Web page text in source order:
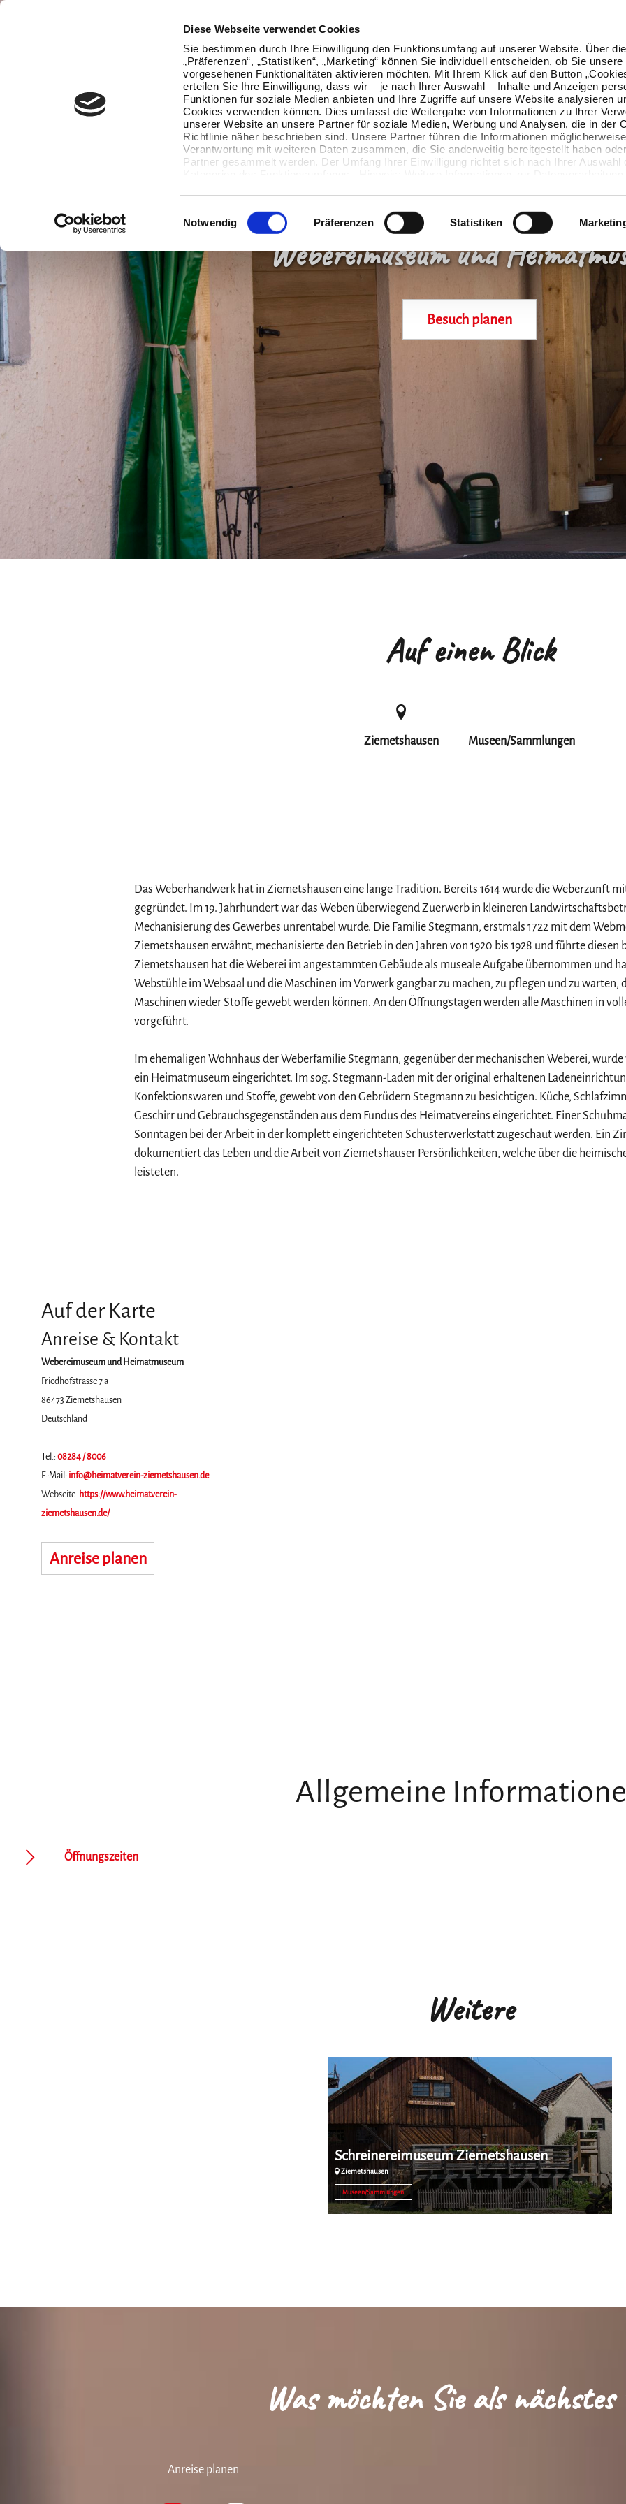
Diese Webseite verwendet Cookies
Sie bestimmen durch Ihre Einwilligung den Funktionsumfang auf unserer Website. Über
„Präferenzen“, „Statistiken“, „Marketing“ können Sie individuell entscheiden, ob Sie unsere
vorgesehenen Funktionalitäten aktivieren möchten. Mit Ihrem Klick auf den Button
erteilen Sie Ihre Einwilligung, dass wir – je nach Ihrer Auswahl – Inhalte und Anzeigen
Funktionen für soziale Medien anbieten und Ihre Zugriffe auf unsere Website analysieren
Cookies verwenden können. Dies umfasst die Weitergabe von Informationen zu Ihrer
unserer Website an unsere Partner für soziale Medien, Werbung und Analysen, die in der
Richtlinie näher beschrieben sind. Unsere Partner führen die Informationen
Verantwortung mit weiteren Daten zusammen, die Sie anderweitig bereitgestellt haben
Partner gesammelt werden. Der Umfang Ihrer Einwilligung richtet sich nach Ihrer Auswahl
Ihre Einwilligung jederzeit widerrufen, ohne dass hiervon die Zulässigkeit der vorherigen
Datenverarbeitung berührt wird.
Einwilligungsauswahl
Notwendig Präferenzen Statistiken
Webereimuseum und
Besuch planen
Auf einen Blick
Ziemetshausen Museen/Sammlungen
Das Weberhandwerk hat in Ziemetshausen eine lange Tradition. Bereits 1614 wurde die Weberzunft
gegründet. Im 19. Jahrhundert war das Weben überwiegend Zuerwerb in kleineren
Mechanisierung des Gewerbes unrentabel wurde. Die Familie Stegmann, erstmals 1722 mit dem
Ziemetshausen erwähnt, mechanisierte den Betrieb in den Jahren von 1920 bis 1928 und führte diesen
Ziemetshausen hat die Weberei im angestammten Gebäude als museale Aufgabe übernommen und
Webstühle im Websaal und die Maschinen im Vorwerk gangbar zu machen, zu pflegen und zu
Maschinen wieder Stoffe gewebt werden können. An den Öffnungstagen werden alle Maschinen in
vorgeführt.
Im ehemaligen Wohnhaus der Weberfamilie Stegmann, gegenüber der mechanischen Weberei,
ein Heimatmuseum eingerichtet. Im sog. Stegmann-Laden mit der original erhaltenen
Konfektionswaren und Stoffe, gewebt von den Gebrüdern Stegmann zu besichtigen. Küche,
Geschirr und Gebrauchsgegenständen aus dem Fundus des Heimatvereins eingerichtet. Einer
Sonntagen bei der Arbeit in der komplett eingerichteten Schusterwerkstatt zugeschaut werden. Ein
dokumentiert das Leben und die Arbeit von Ziemetshauser Persönlichkeiten, welche über die
leisteten.
Auf der Karte
Anreise & Kontakt
Webereimuseum und Heimatmuseum
Friedhofstrasse 7 a
86473 Ziemetshausen
Deutschland
Tel.: 08284 / 8006
E-Mail: info@heimatverein-ziemetshausen.de
Webseite: https://www.heimatverein-
ziemetshausen.de/
Anreise planen
Allgemeine
Öffnungszeiten
Weitere
Schreinereimuseum Ziemetshausen
Ziemetshausen
Museen/Sammlungen
Was möchten Sie als
Anreise planen